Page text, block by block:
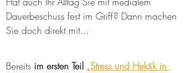
Dauerbeschuss fest im Griff? Dann machen
Sie doch direkt mit...
Bereits im ersten Teil „Stress und Hektik in